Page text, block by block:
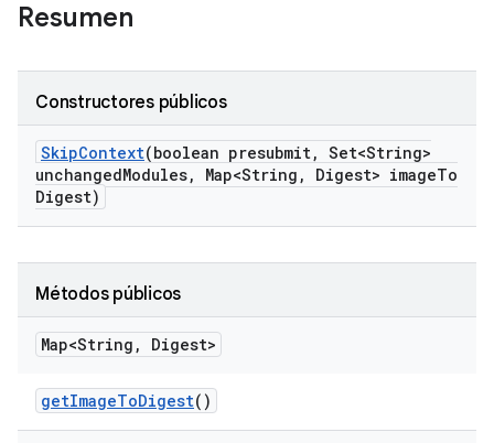
Resumen
Constructores públicos
SkipContext(boolean presubmit, Set<String>
unchangedModules, Map<String , Digest> imageTo
Digest)
Métodos públicos
Map<String , Digest>
getImageToDigest()